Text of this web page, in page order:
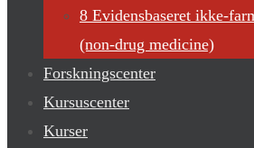
8 Evidensbaseret ikke-
(non-drug medicine)
Forskningscenter
Kursuscenter
Kurser